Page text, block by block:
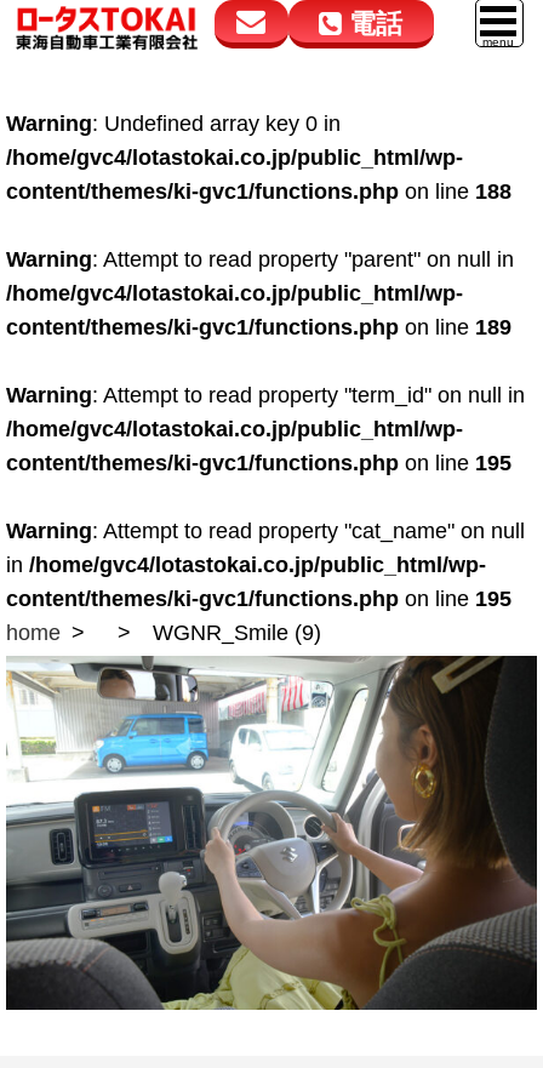
電話
050-5264-4432
9:00～18:00
050-5264-4433
9:00～18:00
車販売
スマイル車検
鈑金・塗装
点検・整備
ロードサービス
レンタカー
Warning: Undefined array key 0 in
/home/gvc4/lotastokai.co.jp/public_html/wp-
content/themes/ki-gvc1/functions.php on line 188
Warning: Attempt to read property "parent" on null in
/home/gvc4/lotastokai.co.jp/public_html/wp-
content/themes/ki-gvc1/functions.php on line 189
Warning: Attempt to read property "term_id" on null in
/home/gvc4/lotastokai.co.jp/public_html/wp-
content/themes/ki-gvc1/functions.php on line 195
Warning: Attempt to read property "cat_name" on null
in /home/gvc4/lotastokai.co.jp/public_html/wp-
content/themes/ki-gvc1/functions.php on line 195
home
WGNR_Smile (9)